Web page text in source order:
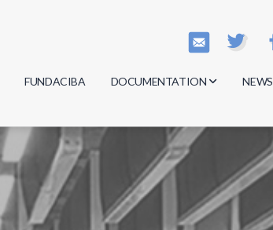
FUNDACIBA DOCUMENTATION
Minutes
Regulations
Documents
NEWS